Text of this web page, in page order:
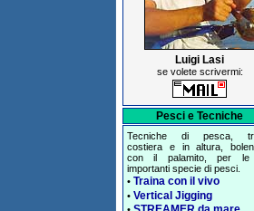
Luigi Lasi
se volete scrivermi:
Pesci e Tecniche
Tecniche di pesca,
costiera e in altura,
con il palamito, per le
importanti specie di pesci.
• Traina con il vivo
• Vertical Jigging